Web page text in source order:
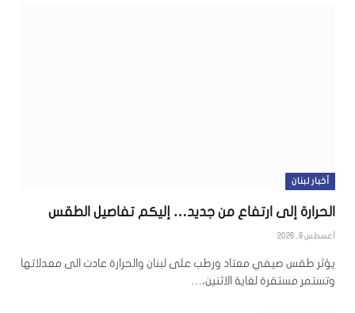
أخبار لبنان
الحرارة إلى ارتفاع من جديد… إليكم تفاصيل الطقس
أغسطس 8, 2026
يؤثر طقس صيفي معتاد ورطب على لبنان والحرارة عادت الى معدلاتها
وتستمر مستقرة لغاية الاثنين،…